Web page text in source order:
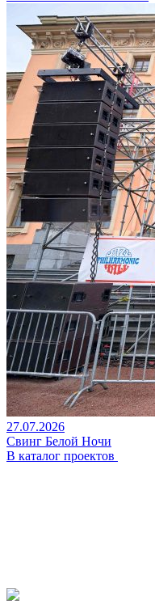
27.07.2026
Свинг Белой Ночи
В каталог проектов